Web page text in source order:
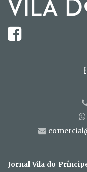
Jornal Vila do